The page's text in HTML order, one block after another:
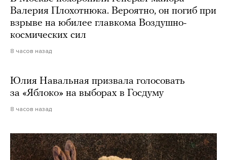
Валерия Плохотнюка. Вероятно, он погиб при
взрыве на юбилее главкома Воздушно-
космических сил
8 часов назад
Юлия Навальная призвала голосовать
за «Яблоко» на выборах в Госдуму
8 часов назад